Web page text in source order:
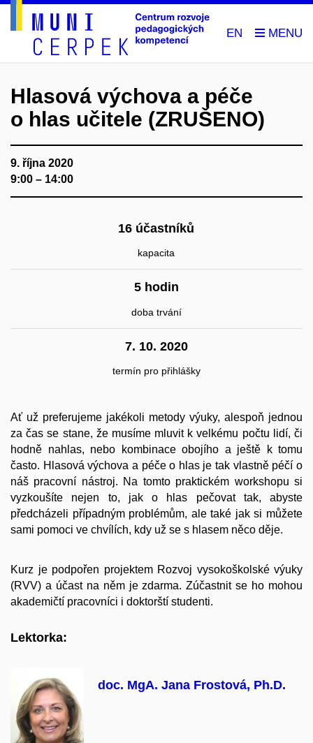
EN
Hlasová výchova a péče
o hlas učitele (ZRUŠENO)
9. října 2020
9:00 – 14:00
16 účastníků
kapacita
5 hodin
doba trvání
7. 10. 2020
termín pro přihlášky
Ať už preferujeme jakékoli metody výuky, alespoň jednou
za čas se stane, že musíme mluvit k velkému počtu lidí, či
hodně nahlas, nebo kombinace obojího a ještě k tomu
často. Hlasová výchova a péče o hlas je tak vlastně péčí o
náš pracovní nástroj. Na tomto praktickém workshopu si
vyzkoušíte nejen to, jak o hlas pečovat tak, abyste
předcházeli případným problémům, ale také jak si můžete
sami pomoci ve chvílích, kdy už se s hlasem něco děje.
Kurz je podpořen projektem Rozvoj vysokoškolské výuky
(RVV) a účast na něm je zdarma. Zúčastnit se ho mohou
akademičtí pracovníci i doktorští studenti.
Lektorka:
doc. MgA. Jana Frostová, Ph.D.